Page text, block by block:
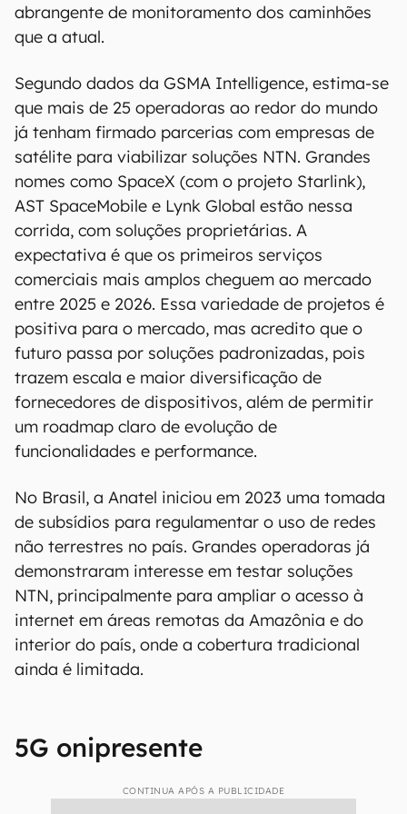
abrangente de monitoramento dos caminhões
que a atual.
Segundo dados da GSMA Intelligence, estima-se
que mais de 25 operadoras ao redor do mundo
já tenham firmado parcerias com empresas de
satélite para viabilizar soluções NTN. Grandes
nomes como SpaceX (com o projeto Starlink),
AST SpaceMobile e Lynk Global estão nessa
corrida, com soluções proprietárias. A
expectativa é que os primeiros serviços
comerciais mais amplos cheguem ao mercado
entre 2025 e 2026. Essa variedade de projetos é
positiva para o mercado, mas acredito que o
futuro passa por soluções padronizadas, pois
trazem escala e maior diversificação de
fornecedores de dispositivos, além de permitir
um roadmap claro de evolução de
funcionalidades e performance.
No Brasil, a Anatel iniciou em 2023 uma tomada
de subsídios para regulamentar o uso de redes
não terrestres no país. Grandes operadoras já
demonstraram interesse em testar soluções
NTN, principalmente para ampliar o acesso à
internet em áreas remotas da Amazônia e do
interior do país, onde a cobertura tradicional
ainda é limitada.
5G onipresente
CONTINUA APÓS A PUBLICIDADE